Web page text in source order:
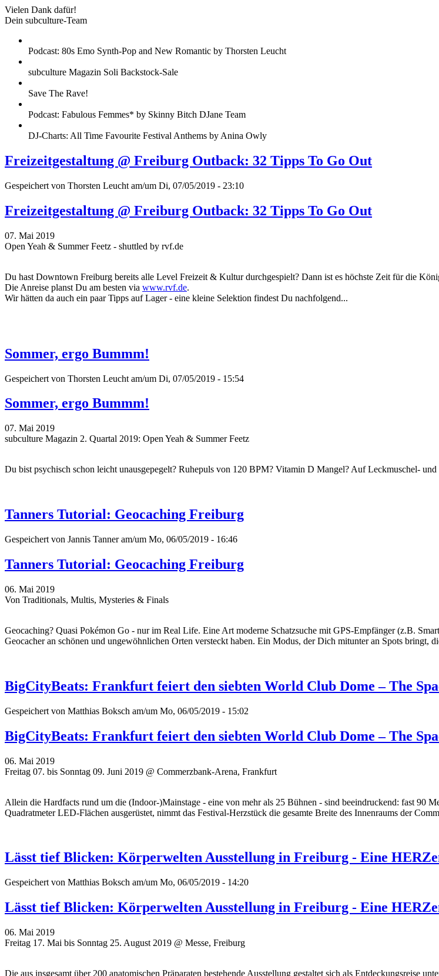
Vielen Dank dafür!
Dein subculture-Team
Podcast: 80s Emo Synth-Pop and New Romantic by Thorsten Leucht
subculture Magazin Soli Backstock-Sale
Save The Rave!
Podcast: Fabulous Femmes* by Skinny Bitch DJane Team
DJ-Charts: All Time Favourite Festival Anthems by Anina Owly
Freizeitgestaltung @ Freiburg Outback: 32 Tipps To Go Out
Gespeichert von Thorsten Leucht am/um Di, 07/05/2019 - 23:10
Freizeitgestaltung @ Freiburg Outback: 32 Tipps To Go Out
07. Mai 2019
Open Yeah & Summer Feetz - shuttled by rvf.de
Du hast Downtown Freiburg bereits alle Level Freizeit & Kultur durchgespielt? Dann ist es höchste Zeit für die
Die Anreise planst Du am besten via www.rvf.de.
Wir hätten da auch ein paar Tipps auf Lager - eine kleine Selektion findest Du nachfolgend...
Sommer, ergo Bummm!
Gespeichert von Thorsten Leucht am/um Di, 07/05/2019 - 15:54
Sommer, ergo Bummm!
07. Mai 2019
subculture Magazin 2. Quartal 2019: Open Yeah & Summer Feetz
Du bist psychisch schon leicht unausgepegelt? Ruhepuls von 120 BPM? Vitamin D Mangel? Auf Leckmuschel-
Tanners Tutorial: Geocaching Freiburg
Gespeichert von Jannis Tanneram/um Mo, 06/05/2019 - 16:46
Tanners Tutorial: Geocaching Freiburg
06. Mai 2019
Von Traditionals, Multis, Mysteries & Finals
Geocaching? Quasi Pokémon Go - nur im Real Life. Eine Art moderne Schatzsuche mit GPS-Empfänger (z.B.
Geocacher an schönen und ungewöhnlichen Orten versteckt haben. Ein Modus, der Dich mitunter an Spots bringt,
BigCityBeats: Frankfurt feiert den siebten World Club Dome – The
Gespeichert von Matthias Boksch am/um Mo, 06/05/2019 - 15:02
BigCityBeats: Frankfurt feiert den siebten World Club Dome – The
06. Mai 2019
Freitag 07. bis Sonntag 09. Juni 2019 @ Commerzbank-Arena, Frankfurt
Allein die Hardfacts rund um die (Indoor-)Mainstage - eine von mehr als 25 Bühnen - sind beeindruckend: fast 90
Quadratmeter LED-Flächen ausgerüstet, nimmt das Festival-Herzstück die gesamte Breite des Innenraums der
Lässt tief Blicken: Körperwelten Ausstellung in Freiburg - Eine
Gespeichert von Matthias Boksch am/um Mo, 06/05/2019 - 14:20
Lässt tief Blicken: Körperwelten Ausstellung in Freiburg - Eine
06. Mai 2019
Freitag 17. Mai bis Sonntag 25. August 2019 @ Messe, Freiburg
Die aus insgesamt über 200 anatomischen Präparaten bestehende Ausstellung gestaltet sich als Entdeckungsreise